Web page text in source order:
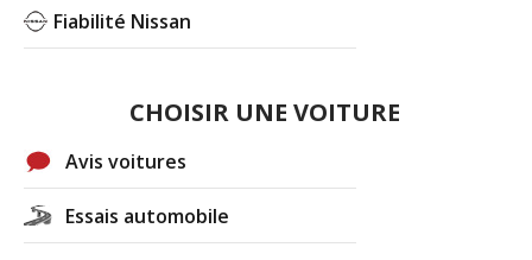
Fiabilité Nissan
CHOISIR UNE VOITURE
Avis voitures
Essais automobile